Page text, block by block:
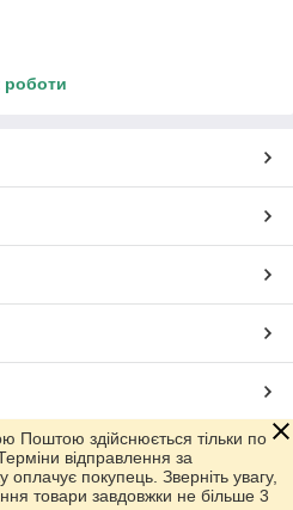
роботи
Prom.ua
Поштою здійснюється тільки по
відправлення за
оплачує покупець. Зверніть увагу,
товари завдовжки не більше 3